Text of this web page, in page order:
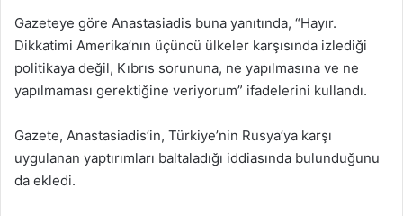
Gazeteye göre Anastasiadis buna yanıtında, “Hayır.
Dikkatimi Amerika’nın üçüncü ülkeler karşısında izlediği
politikaya değil, Kıbrıs sorununa, ne yapılmasına ve ne
yapılmaması gerektiğine veriyorum” ifadelerini kullandı.
Gazete, Anastasiadis’in, Türkiye’nin Rusya’ya karşı
uygulanan yaptırımları baltaladığı iddiasında bulunduğunu
da ekledi.